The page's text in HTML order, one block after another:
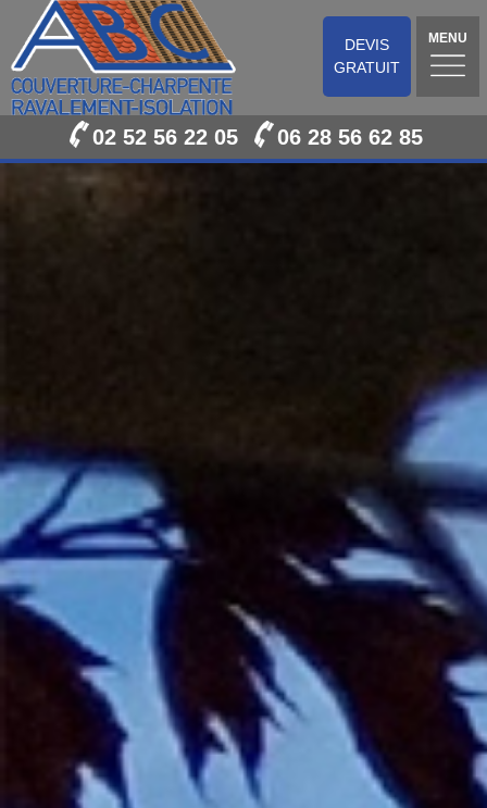
DEVIS
GRATUIT
MENU
02 52 56 22 05 06 28 56 62 85